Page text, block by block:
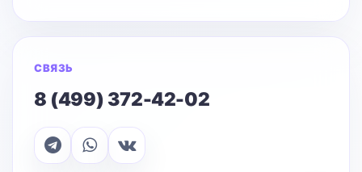
СВЯЗЬ
8 (499) 372-42-02